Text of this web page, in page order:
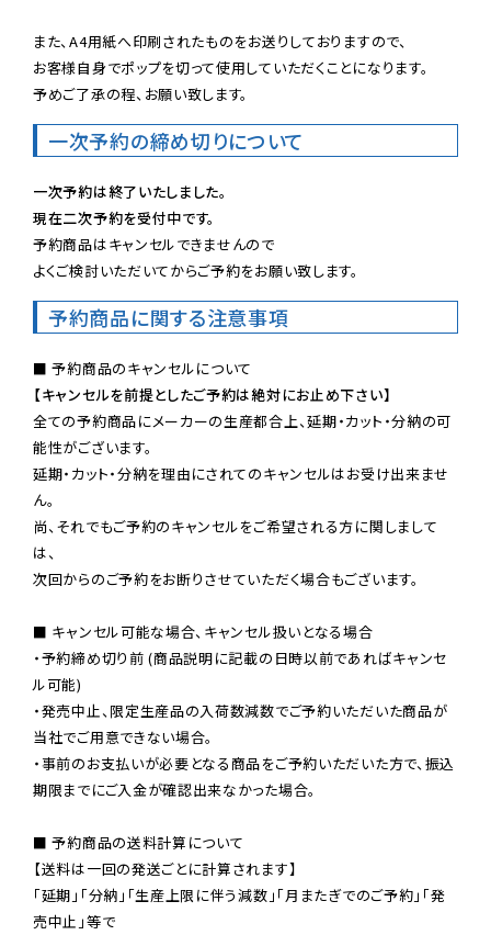
また、A4用紙へ印刷されたものをお送りしておりますので、
お客様自身でポップを切って使用していただくことになります。
予めご了承の程、お願い致します。
一次予約の締め切りについて
一次予約は終了いたしました。
現在二次予約を受付中です。
予約商品はキャンセルできませんので
よくご検討いただいてからご予約をお願い致します。
予約商品に関する注意事項
【キャンセルを前提としたご予約は絶対にお止め下さい】
全ての予約商品にメーカーの生産都合上、延期・カット・分納の可
能性がございます。
延期・カット・分納を理由にされてのキャンセルはお受け出来ませ
ん。
尚、それでもご予約のキャンセルをご希望される方に関しまして
は、
次回からのご予約をお断りさせていただく場合もございます。
■ キャンセル可能な場合、キャンセル扱いとなる場合
・予約締め切り前 (商品説明に記載の日時以前であればキャンセ
ル可能)
・発売中止、限定生産品の入荷数減数でご予約いただいた商品が
当社でご用意できない場合。
・事前のお支払いが必要となる商品をご予約いただいた方で、振込
期限までにご入金が確認出来なかった場合。
■ 予約商品の送料計算について
【送料は一回の発送ごとに計算されます】
「延期」「分納」「生産上限に伴う減数」「月またぎでのご予約」「発
売中止」等で